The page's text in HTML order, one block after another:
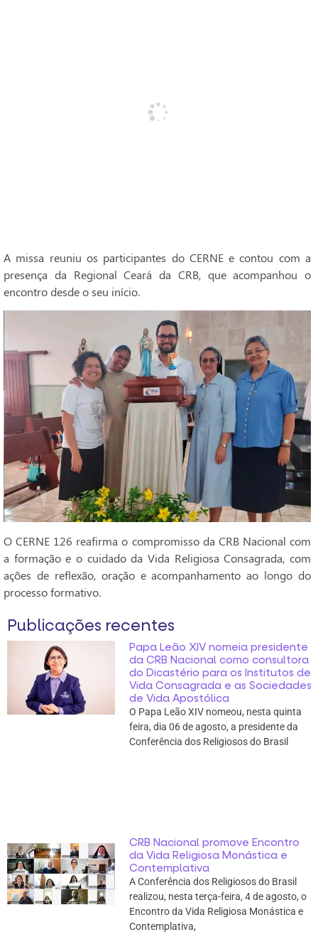
A missa reuniu os participantes do CERNE e contou com a
presença da Regional Ceará da CRB, que acompanhou o
encontro desde o seu início.
O CERNE 126 reafirma o compromisso da CRB Nacional com
a formação e o cuidado da Vida Religiosa Consagrada, com
ações de reflexão, oração e acompanhamento ao longo do
processo formativo.
Publicações recentes
Papa Leão XIV nomeia presidente
da CRB Nacional como consultora
do Dicastério para os Institutos de
Vida Consagrada e as Sociedades
de Vida Apostólica
O Papa Leão XIV nomeou, nesta quinta
feira, dia 06 de agosto, a presidente da
Conferência dos Religiosos do Brasil
CRB Nacional promove Encontro
da Vida Religiosa Monástica e
Contemplativa
A Conferência dos Religiosos do Brasil
realizou, nesta terça-feira, 4 de agosto, o
Encontro da Vida Religiosa Monástica e
Contemplativa,